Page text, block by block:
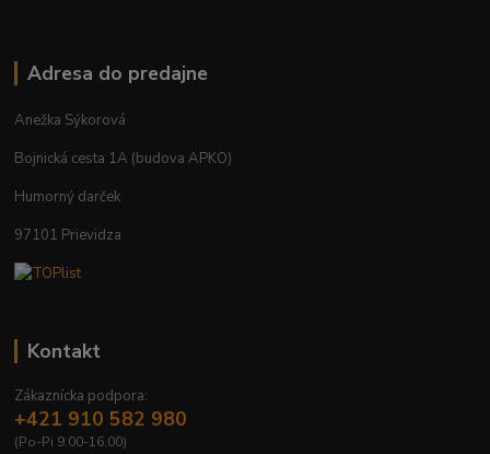
Adresa do predajne
Anežka Sýkorová
Bojnická cesta 1A (budova APKO)
Humorný darček
97101 Prievidza
Kontakt
Zákaznícka podpora:
+421 910 582 980
(Po-Pi 9.00-16.00)